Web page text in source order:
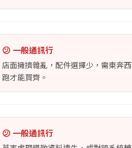
😕 一般通訊行
店面擁擠雜亂，配件選擇少，需東奔西
跑才能買齊。
😕 一般通訊行